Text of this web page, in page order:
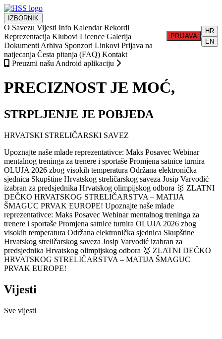
IZBORNIK
O Savezu Vijesti Info Kalendar Rekordi
Reprezentacija Klubovi Licence Galerija
Dokumenti Arhiva Sponzori Linkovi Prijava na
natjecanja Česta pitanja (FAQ) Kontakt
PRIJAVA
HR
EN
Preuzmi našu Android aplikaciju
PRECIZNOST JE MOĆ,
STRPLJENJE JE POBJEDA
HRVATSKI STRELIČARSKI SAVEZ
Upoznajte naše mlade reprezentativce: Maks Posavec Webinar
mentalnog treninga za trenere i sportaše Promjena satnice turnira
OLUJA 2026 zbog visokih temperatura Održana elektronička
sjednica Skupštine Hrvatskog streličarskog saveza Josip Varvodić
izabran za predsjednika Hrvatskog olimpijskog odbora 🥇 ZLATNI
DEČKO HRVATSKOG STRELIČARSTVA – MATIJA
ŠMAGUC PRVAK EUROPE! Upoznajte naše mlade
reprezentativce: Maks Posavec Webinar mentalnog treninga za
trenere i sportaše Promjena satnice turnira OLUJA 2026 zbog
visokih temperatura Održana elektronička sjednica Skupštine
Hrvatskog streličarskog saveza Josip Varvodić izabran za
predsjednika Hrvatskog olimpijskog odbora 🥇 ZLATNI DEČKO
HRVATSKOG STRELIČARSTVA – MATIJA ŠMAGUC
PRVAK EUROPE!
Vijesti
Sve vijesti